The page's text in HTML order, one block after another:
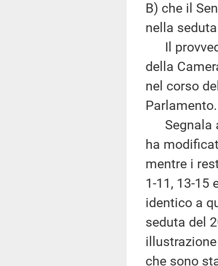
B) che il
nella
Il
della
nel corso
Parlamento.
Segnala
ha
mentre i
1-11, 13-15
identico a
seduta del
che sono